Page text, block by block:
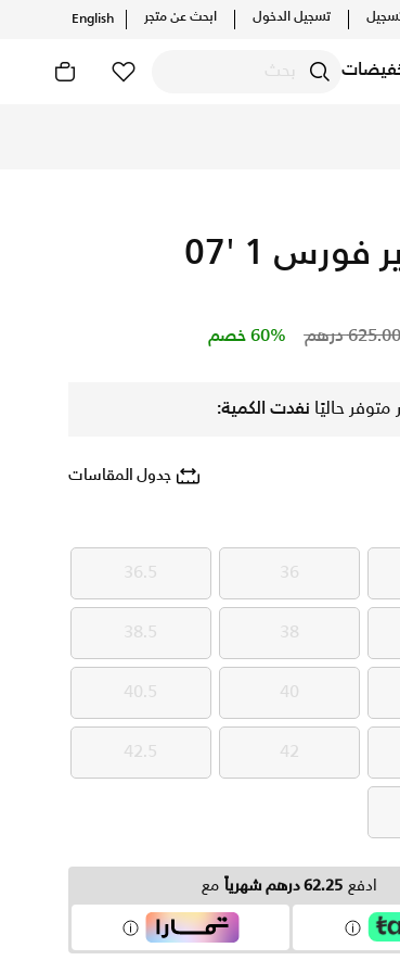
تسجيل الدخول ابحث عن متجر English
فورس 1 '07
Price reduced from
625.00 درهم to 60% خصم
متوفر حاليًا نفدت الكمية:
جدول المقاسات
36
36
36.5
36.5
38
38
38.5
38.5
40
40
40.5
40.5
42
42
42.5
42.5
ادفع 62.25 درهم شهرياً مع